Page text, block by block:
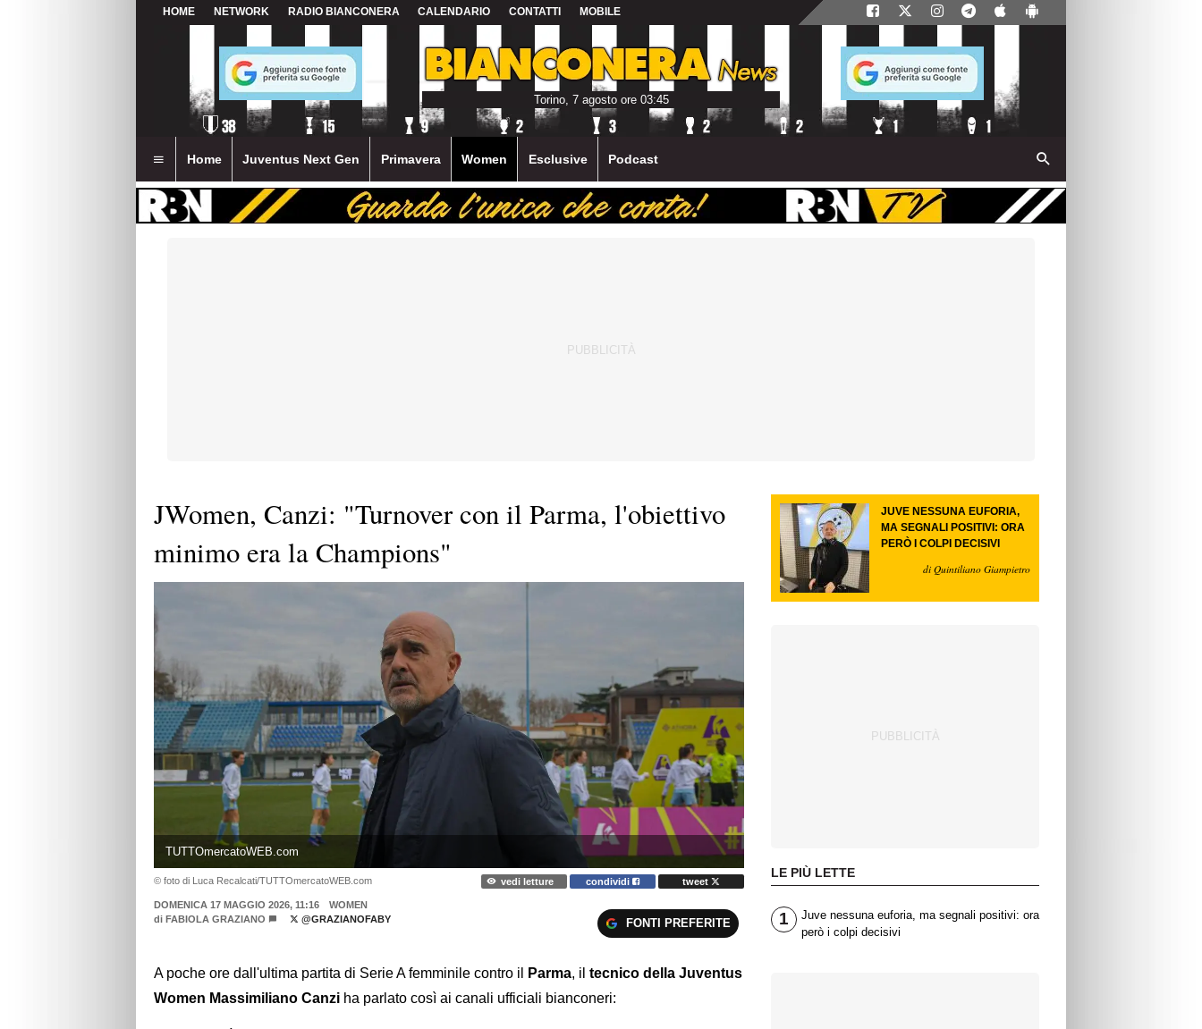
HOME NETWORK RADIO BIANCONERA CALENDARIO CONTATTI MOBILE
Torino, 7 agosto ore 03:45
Home Juventus Next Gen Primavera Women Esclusive Podcast
JWomen, Canzi: "Turnover con il Parma, l'obiettivo
minimo era la Champions"
TUTTOmercatoWEB.com
© foto di Luca Recalcati/TUTTOmercatoWEB.com vedi letture condividi tweet
DOMENICA 17 MAGGIO 2026, 11:16
WOMEN
di FABIOLA GRAZIANO @GRAZIANOFABY FONTI PREFERITE
A poche ore dall'ultima partita di Serie A femminile contro il Parma, il tecnico della Juventus
Women Massimiliano Canzi ha parlato così ai canali ufficiali bianconeri:
JUVE NESSUNA EUFORIA,
MA SEGNALI POSITIVI: ORA
PERÒ I COLPI DECISIVI
di Quintiliano Giampietro
LE PIÙ LETTE
1
Juve nessuna euforia, ma segnali positivi: ora
però i colpi decisivi